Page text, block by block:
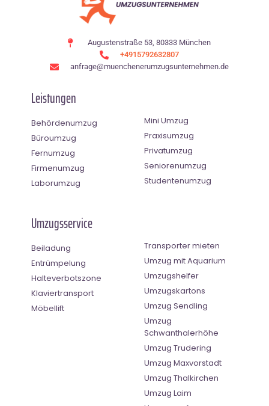
Augustenstraße 53, 80333 München
+4915792632807
anfrage@muenchenerumzugsunternehmen.de
Leistungen
Behördenumzug
Büroumzug
Fernumzug
Firmenumzug
Laborumzug
Mini Umzug
Praxisumzug
Privatumzug
Seniorenumzug
Studentenumzug
Umzugsservice
Beiladung
Entrümpelung
Halteverbotszone
Klaviertransport
Möbellift
Transporter mieten
Umzug mit Aquarium
Umzugshelfer
Umzugskartons
Umzug Sendling
Umzug
Schwanthalerhöhe
Umzug Trudering
Umzug Maxvorstadt
Umzug Thalkirchen
Umzug Laim